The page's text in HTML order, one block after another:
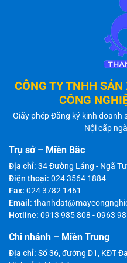
CÔNG TY TNHH
CÔNG
Giấy phép Đăng ký kinh doanh
Nội cấp
Trụ sở – Miền Bắc
Địa chỉ: 34 Đường Láng - Ngã
Điện thoại: 024 3564 1884
Fax: 024 3782 1461
Email:
Hotline: 0913 985 808 -0963
Chi nhánh – Miền Trung
Địa chỉ: Số 36, đường D1, KĐT